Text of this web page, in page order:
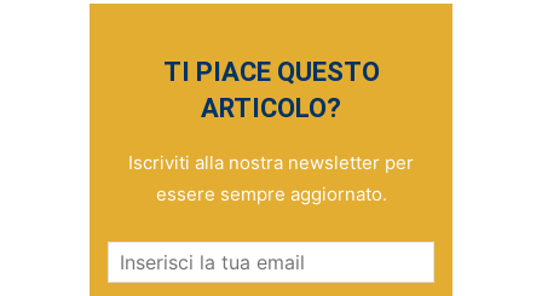
TI PIACE QUESTO
ARTICOLO?
Iscriviti alla nostra newsletter per
essere sempre aggiornato.